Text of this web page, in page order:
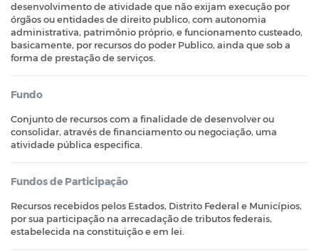
desenvolvimento de atividade que não exijam execução por
órgãos ou entidades de direito publico, com autonomia
administrativa, patrimônio próprio, e funcionamento custeado,
basicamente, por recursos do poder Publico, ainda que sob a
forma de prestação de serviços.
Fundo
Conjunto de recursos com a finalidade de desenvolver ou
consolidar, através de financiamento ou negociação, uma
atividade pública especifica.
Fundos de Participação
Recursos recebidos pelos Estados, Distrito Federal e Municípios,
por sua participação na arrecadação de tributos federais,
estabelecida na constituição e em lei.